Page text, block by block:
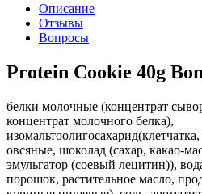
Описание
Отзывы
Вопросы
Protein Cookie 40g
белки молочные (концентрат
концентрат молочного белка),
овсяные, шоколад (сахар, какао-
эмульгатор (соевый лецитин)),
порошок, растительное масло,